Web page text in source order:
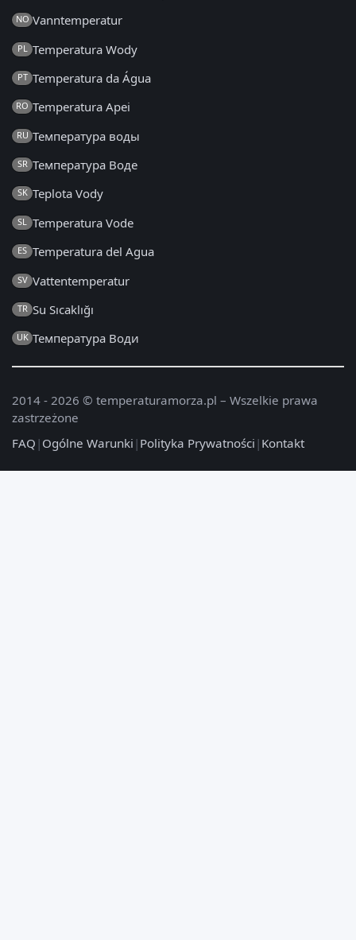
NO Vanntemperatur
PL Temperatura Wody
PT Temperatura da Água
RO Temperatura Apei
RU Температура воды
SR Температура Воде
SK Teplota Vody
SL Temperatura Vode
ES Temperatura del Agua
SV Vattentemperatur
TR Su Sıcaklığı
UK Температура Води
2014 - 2026 © temperaturamorza.pl – Wszelkie prawa
zastrzeżone
FAQ | Ogólne Warunki | Polityka Prywatności | Kontakt